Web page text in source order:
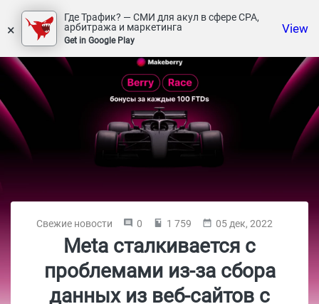
×
Где Трафик? — СМИ для акул в сфере СРА,
арбитража и маркетинга
Get in Google Play
View
Свежие новости 0 1 759 05 дек, 2022
Meta сталкивается с
проблемами из-за сбора
данных из веб-сайтов с